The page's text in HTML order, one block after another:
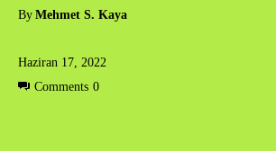
Haziran 17, 2022
Comments 0
By Mehmet S. Kaya